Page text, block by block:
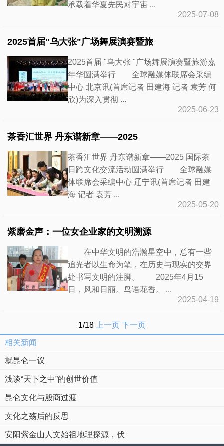
承载着华夏先民对宇宙 ...
2025-07-08
2025首届"乌大张"广场舞展演赛暨旅
2025首届 "乌大张 "广场舞展演赛暨旅游嘉
年华圆满举行 全球融媒体联席会采编
中心 北京讯(首席记者 田建海 记者 袁芳 何
欣)为深入贯彻 ...
2025-06-23
茶香汇世界 丹东谱新章——2025
茶香汇世界 丹东谱新章——2025 国际茶
日跨文化交流活动圆满举行 全球融媒
体联席会采编中心 辽宁讯(首席记者 田建
海 记者 袁芳 ...
2025-05-20
紫磨金声：一位女企业家的文明溯源
在中华文明的浩瀚星空中，总有一些
追光者以生命为笔，在历史与现实的交界
处书写文明的注脚。 2025年4月15
日，风和日丽。鸟语花香。 ...
2025-04-19
1/18 上一页 下一页
相关新闻
就昆仑一议
浅谈“天下之中”的创世价值
昆仑文化与殷商过渡
文化之殇后的反思
安阳紫金山人文始祖地理探源，伏